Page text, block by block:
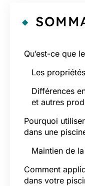
Qu’est-ce que
Les
Différences
et autres
Pourquoi
dans une
Maintien de
Comment
dans votre